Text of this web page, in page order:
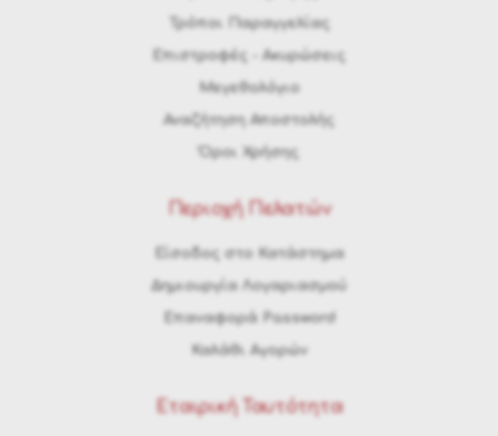
Τρόποι Παραγγελίας
Eπιστροφές - Ακυρώσεις
Μεγεθολόγιο
Αναζήτηση Αποστολής
Όροι Χρήσης
Περιοχή Πελατών
Είσοδος στο Κατάστημα
Δημιουργία Λογαριασμού
Επαναφορά Password
Καλάθι Αγορών
Εταιρική Ταυτότητα